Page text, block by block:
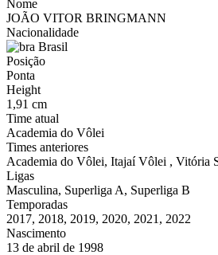
Nome
JOÃO VITOR BRINGMANN
Nacionalidade
Brasil
Posição
Ponta
Height
1,91 cm
Time atual
Academia do Vôlei
Times anteriores
Academia do Vôlei, Itajaí Vôlei , Vitória
Ligas
Masculina, Superliga A, Superliga B
Temporadas
2017, 2018, 2019, 2020, 2021, 2022
Nascimento
13 de abril de 1998